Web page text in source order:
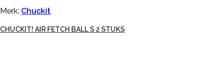
Merk: Chuckit
CHUCKIT! AIR FETCH BALL S 2 STUKS